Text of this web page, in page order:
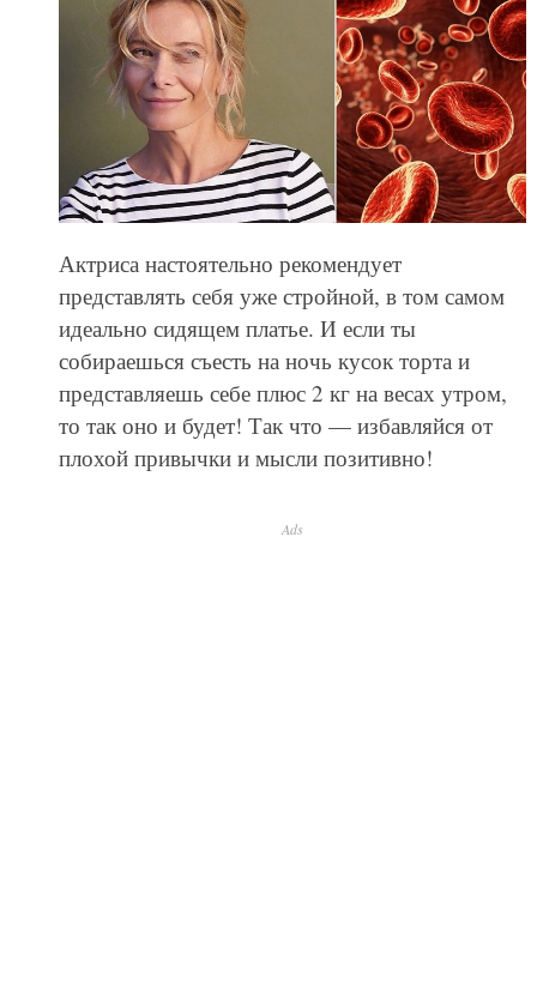
Актриса настоятельно рекомендует
представлять себя уже стройной, в том самом
идеально сидящем платье. И если ты
собираешься съесть на ночь кусок торта и
представляешь себе плюс 2 кг на весах утром,
то так оно и будет! Так что — избавляйся от
плохой привычки и мысли позитивно!
Ads